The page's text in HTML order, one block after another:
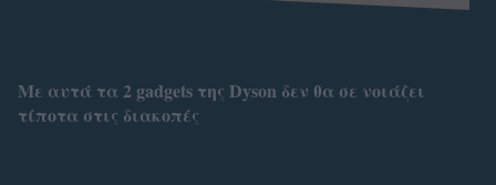
Με αυτά τα 2 gadgets της Dyson δεν θα σε νοιάζει
τίποτα στις διακοπές